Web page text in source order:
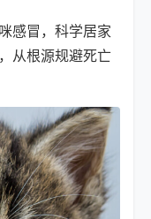
感冒，科学居家
从根源规避死亡